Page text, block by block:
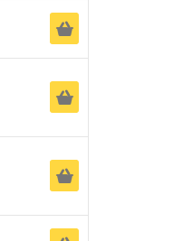
Ä
Ä
Ä